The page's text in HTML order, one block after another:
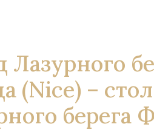
Лазурного
(Nice) –
берега